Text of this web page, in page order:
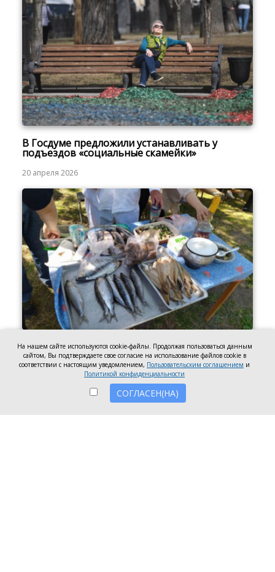
В Госдуме предложили устанавливать у
подъездов «социальные скамейки»
20 апреля 2026
Диетолог рассказала, какие виды рыбы
помогут улучшить память перед ЕГЭ
На нашем сайте используются cookie-файлы. Продолжая пользоваться данным
сайтом, Вы подтверждаете свое согласие на использование файлов cookie в
соответствии с настоящим уведомлением, Пользовательским соглашением и
Политикой конфиденциальности
СОГЛАСЕН(НА)